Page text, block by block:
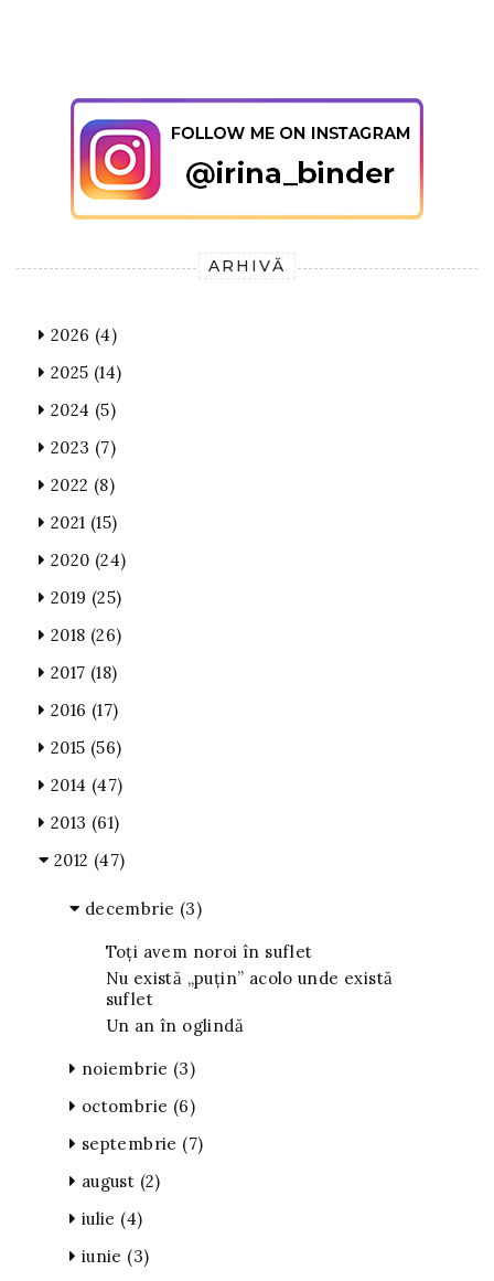
ARHIVĂ
2026 (4)
2025 (14)
2024 (5)
2023 (7)
2022 (8)
2021 (15)
2020 (24)
2019 (25)
2018 (26)
2017 (18)
2016 (17)
2015 (56)
2014 (47)
2013 (61)
2012 (47)
decembrie (3)
Toți avem noroi în suflet
Nu există „puțin” acolo unde există
suflet
Un an în oglindă
noiembrie (3)
octombrie (6)
septembrie (7)
august (2)
iulie (4)
iunie (3)